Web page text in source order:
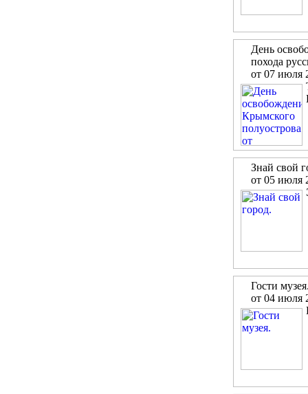
День
похода
от 07 июля
Знай свой
от 05 июля
Гости
от 04 июля